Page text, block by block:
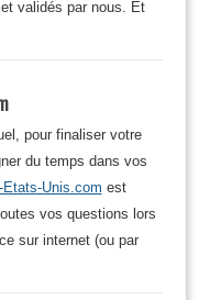
validés par nous. Et
pour finaliser votre
du temps dans vos
Etats-Unis.com est
vos questions lors
sur internet (ou par